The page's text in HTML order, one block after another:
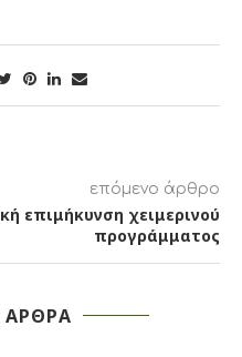
επόμενο άρθρο
επιμήκυνση χειμερινού
προγράμματος
ΑΡΘΡΑ